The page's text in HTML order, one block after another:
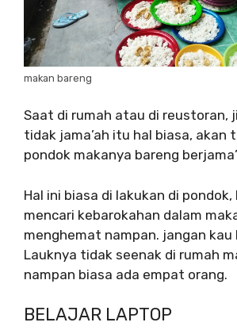
makan bareng
Saat di rumah atau di reustoran,
tidak jama’ah itu hal biasa, akan
pondok makanya bareng
Hal ini biasa di lakukan di
mencari kebarokahan dalam
menghemat nampan. jangan kau
Lauknya tidak seenak di rumah
nampan biasa ada empat orang.
BELAJAR LAPTOP